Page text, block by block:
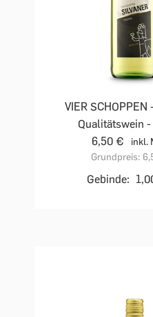
VIER
Qualitätswein
6,50 €
inkl.
Grundpreis:
Gebinde: